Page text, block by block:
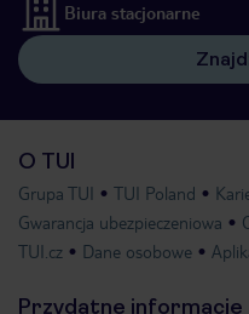
Biura stacjonarne
O TUI
Grupa TUI TUI Poland
Gwarancja ubezpieczeniowa
TUI.cz
Dane osobowe
Przydatne informacje